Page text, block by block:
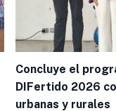
Concluye el
DIFertido 2026
urbanas y rurales